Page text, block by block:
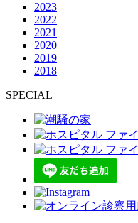
2023
2022
2021
2020
2019
2018
SPECIAL